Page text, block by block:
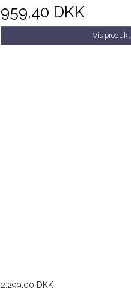
959,40 DKK
Vis produkt
2.299,00 DKK